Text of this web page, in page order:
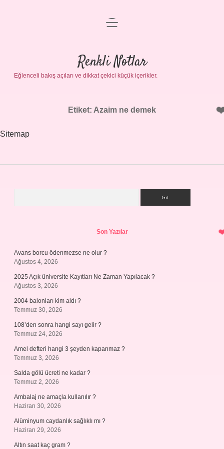
Gizlilik Politikası
Yasal Uyarı
menüyü
Renkli Notlar
Eğlenceli bakış açıları ve dikkat çekici küçük içerikler.
Etiket: Azaim ne demek
Sitemap
Son Yazılar
Avans borcu ödenmezse ne olur ?
Ağustos 4, 2026
2025 Açık üniversite Kayıtları Ne Zaman Yapılacak ?
Ağustos 3, 2026
2004 balonları kim aldı ?
Temmuz 30, 2026
108’den sonra hangi sayı gelir ?
Temmuz 24, 2026
Amel defteri hangi 3 şeyden kapanmaz ?
Temmuz 3, 2026
Salda gölü ücreti ne kadar ?
Temmuz 2, 2026
Ambalaj ne amaçla kullanılır ?
Haziran 30, 2026
Alüminyum caydanlık sağlıklı mı ?
Haziran 29, 2026
Altın saat kaç gram ?